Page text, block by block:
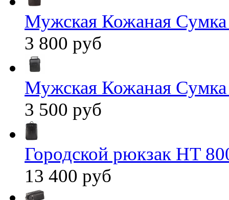
Мужская Кожаная
3 800 руб
Мужская Кожаная
3 500 руб
Городской рюкзак HT
13 400 руб